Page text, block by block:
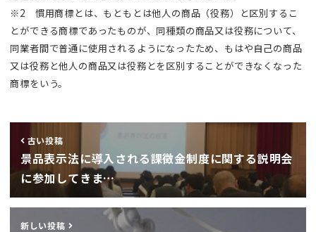
※2 慣用商標とは、もともとは他人の商品（役務）と区別するこ
とができる商標であったものが、同種類の商品又は役務について、
同業者間で普通に使用されるようになったため、もはや自己の商品
又は役務と他人の商品又は役務とを区別することができなくなった
商標をいう。
古い投稿
景品表示法に導入される課徴金制度に関する説明会
に参加してきま…
新しい投稿